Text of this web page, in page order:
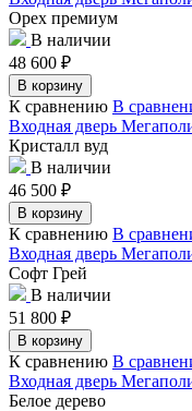
Орех премиум
В наличии
48 600 ₽
В корзину
К сравнению В
Входная дверь
Кристалл вуд
В наличии
46 500 ₽
В корзину
К сравнению В
Входная дверь
Софт Грей
В наличии
51 800 ₽
В корзину
К сравнению В
Входная дверь
Белое дерево